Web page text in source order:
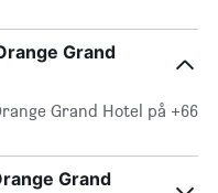
Grand
Grand Hotel på +66
Grand